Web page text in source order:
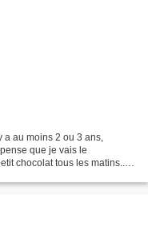
au moins 2 ou 3 ans,
que je vais le
chocolat tous les matins...